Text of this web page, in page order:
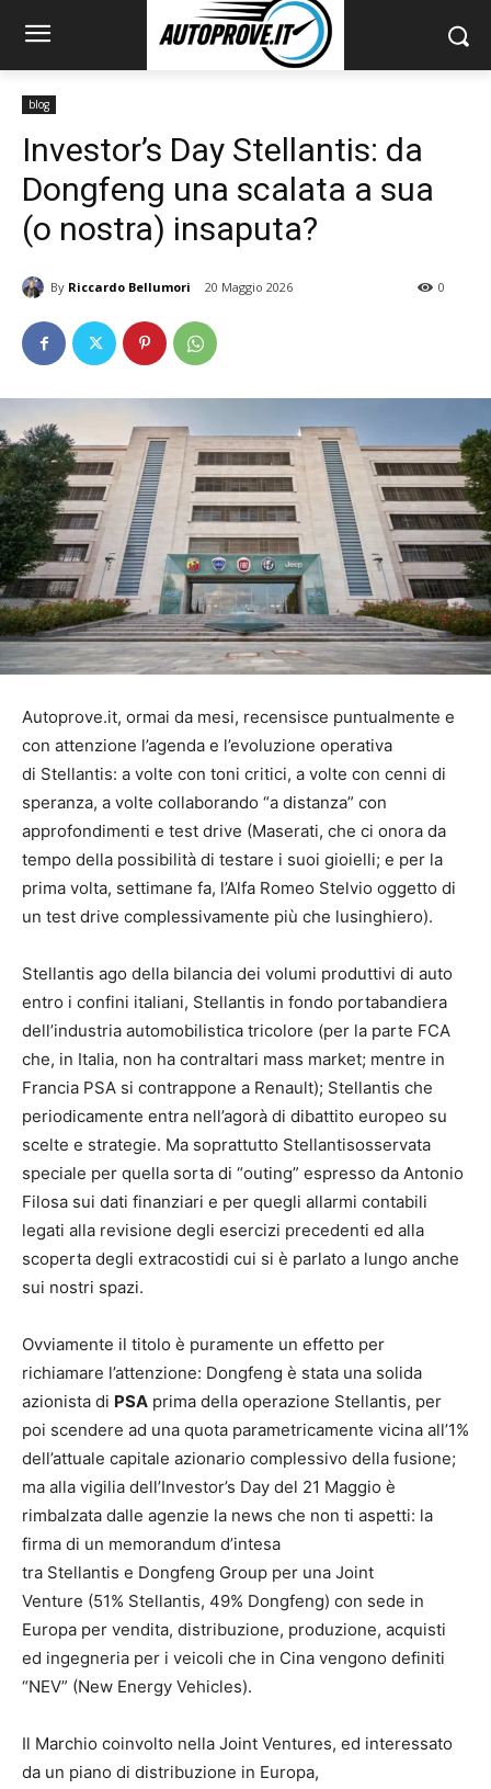
blog
Investor’s Day Stellantis: da
Dongfeng una scalata a sua
(o nostra) insaputa?
By Riccardo Bellumori 20 Maggio 2026 0
Autoprove.it, ormai da mesi, recensisce puntualmente e
con attenzione l’agenda e l’evoluzione operativa
di Stellantis: a volte con toni critici, a volte con cenni di
speranza, a volte collaborando “a distanza” con
approfondimenti e test drive (Maserati, che ci onora da
tempo della possibilità di testare i suoi gioielli; e per la
prima volta, settimane fa, l’Alfa Romeo Stelvio oggetto di
un test drive complessivamente più che lusinghiero).
Stellantis ago della bilancia dei volumi produttivi di auto
entro i confini italiani, Stellantis in fondo portabandiera
dell’industria automobilistica tricolore (per la parte FCA
che, in Italia, non ha contraltari mass market; mentre in
Francia PSA si contrappone a Renault); Stellantis che
periodicamente entra nell’agorà di dibattito europeo su
scelte e strategie. Ma soprattutto Stellantisosservata
speciale per quella sorta di “outing” espresso da Antonio
Filosa sui dati finanziari e per quegli allarmi contabili
legati alla revisione degli esercizi precedenti ed alla
scoperta degli extracostidi cui si è parlato a lungo anche
sui nostri spazi.
Ovviamente il titolo è puramente un effetto per
richiamare l’attenzione: Dongfeng è stata una solida
azionista di PSA prima della operazione Stellantis, per
poi scendere ad una quota parametricamente vicina all’1%
dell’attuale capitale azionario complessivo della fusione;
ma alla vigilia dell’Investor’s Day del 21 Maggio è
rimbalzata dalle agenzie la news che non ti aspetti: la
firma di un memorandum d’intesa
tra Stellantis e Dongfeng Group per una Joint
Venture (51% Stellantis, 49% Dongfeng) con sede in
Europa per vendita, distribuzione, produzione, acquisti
ed ingegneria per i veicoli che in Cina vengono definiti
“NEV” (New Energy Vehicles).
Il Marchio coinvolto nella Joint Ventures, ed interessato
da un piano di distribuzione in Europa,